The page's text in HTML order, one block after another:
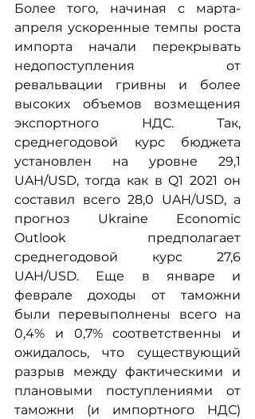
Более того, начиная с марта-
апреля ускоренные темпы роста
импорта начали перекрывать
недопоступления от
ревальвации гривны и более
высоких объемов возмещения
экспортного НДС. Так,
среднегодовой курс бюджета
установлен на уровне 29,1
UAH/USD, тогда как в Q1 2021 он
составил всего 28,0 UAH/USD, а
прогноз Ukraine Economic
Outlook предполагает
среднегодовой курс 27,6
UAH/USD. Еще в январе и
феврале доходы от таможни
были перевыполнены всего на
0,4% и 0,7% соответственны и
ожидалось, что существующий
разрыв между фактическими и
плановыми поступлениями от
таможни (и импортного НДС)